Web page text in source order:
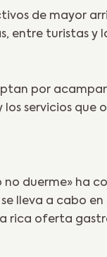
de mayor
entre turistas y
por
servicios que
no duerme» ha
lleva a cabo
rica oferta